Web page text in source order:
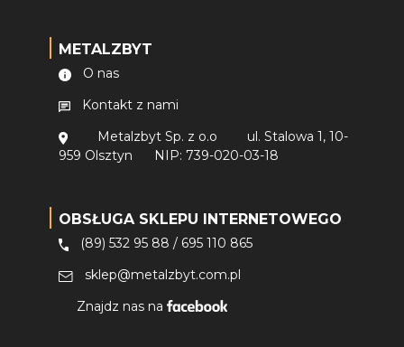
METALZBYT
O nas
Kontakt z nami
Metalzbyt Sp. z o.o
ul. Stalowa 1, 10-
959 Olsztyn
NIP: 739-020-03-18
OBSŁUGA SKLEPU INTERNETOWEGO
(89) 532 95 88 / 695 110 865
sklep@metalzbyt.com.pl
Znajdz nas na